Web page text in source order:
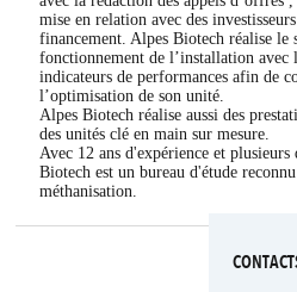
mise en relation avec des
financement. Alpes Biotech réalise le
fonctionnement de l’installation avec
indicateurs de performances afin de
l’optimisation de son unité.
Alpes Biotech réalise aussi des
des unités clé en main sur mesure.
Avec 12 ans d'expérience et plusieurs
Biotech est un bureau d'étude
méthanisation.